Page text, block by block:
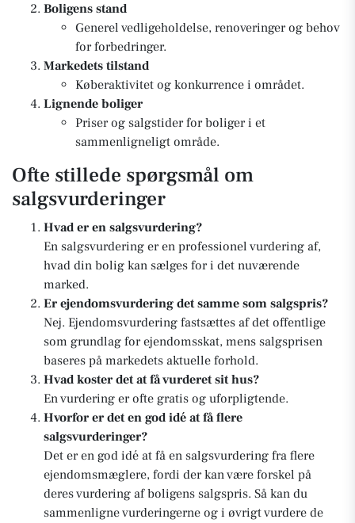
Boligens stand
Generel vedligeholdelse, renoveringer og behov
for forbedringer.
Markedets tilstand
Køberaktivitet og konkurrence i området.
Lignende boliger
Priser og salgstider for boliger i et
sammenligneligt område.
Ofte stillede spørgsmål om
salgsvurderinger
Hvad er en salgsvurdering?
En salgsvurdering er en professionel vurdering af,
hvad din bolig kan sælges for i det nuværende
marked.
Er ejendomsvurdering det samme som salgspris?
Nej. Ejendomsvurdering fastsættes af det offentlige
som grundlag for ejendomsskat, mens salgsprisen
baseres på markedets aktuelle forhold.
Hvad koster det at få vurderet sit hus?
En vurdering er ofte gratis og uforpligtende.
Hvorfor er det en god idé at få flere
salgsvurderinger?
Det er en god idé at få en salgsvurdering fra flere
ejendomsmæglere, fordi der kan være forskel på
deres vurdering af boligens salgspris. Så kan du
sammenligne vurderingerne og i øvrigt vurdere de